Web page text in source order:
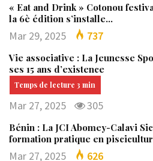
« Eat and Drink » Cotonou
la 6è édition s’installe…
Mar 29, 2025 737
Vie associative : La Jeunesse
ses 15 ans d’existence
Mar 27, 2025 305
Bénin : La JCI Abomey-Calavi
formation pratique en
Mar 27, 2025 626